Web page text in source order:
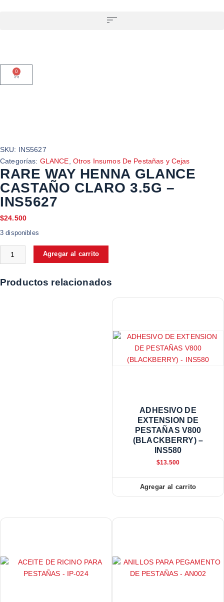
0
SKU: INS5627
Categorías: GLANCE Otros Insumos De Pestañas y Cejas
RARE WAY HENNA GLANCE
CASTAÑO CLARO 3.5G –
INS5627
$24.500
3 disponibles
Agregar al carrito
Productos relacionados
ADHESIVO DE
EXTENSION DE
PESTAÑAS V800
(BLACKBERRY) –
INS580
$13.500
Agregar al carrito